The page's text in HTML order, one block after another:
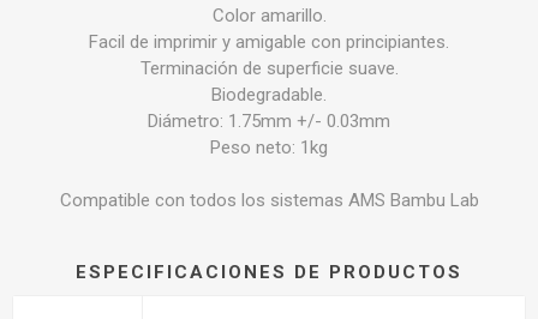
Color amarillo.
Facil de imprimir y amigable con principiantes.
Terminación de superficie suave.
Biodegradable.
Diámetro: 1.75mm +/- 0.03mm
Peso neto: 1kg
Compatible con todos los sistemas AMS Bambu Lab
ESPECIFICACIONES DE PRODUCTOS